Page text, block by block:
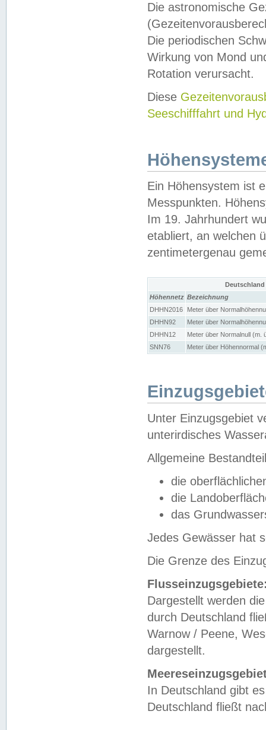
Die astronomische
Die periodischen
Wirkung von Mond
Rotation verursacht.
Diese
Seeschifffahrt und
Ein Höhensystem ist
Messpunkten.
Im 19. Jahrhundert
etabliert, an welchen
zentimetergenau
Höhennetz Bezeichnung
DHHN2016
Meter über
DHHN92
Meter über
DHHN12
Meter über Normalnull (m.
SNN76
Meter über Höhennormal
Unter Einzugsgebiet
unterirdisches
Allgemeine
die
die
das
Jedes Gewässer hat
Die Grenze des
Dargestellt werden
durch Deutschland
Warnow / Peene,
dargestellt.
In Deutschland gibt
Deutschland fließt